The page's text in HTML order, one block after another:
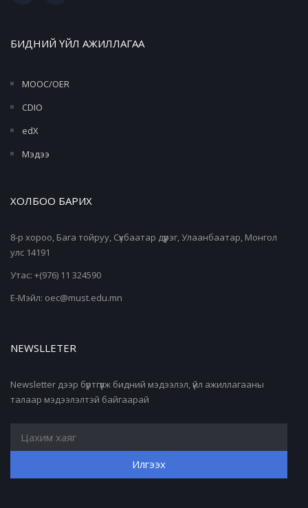
БИДНИЙ ҮЙЛ АЖИЛЛАГАА
MOOC/OER
CDIO
edX
Мэдээ
ХОЛБОО БАРИХ
8-р хороо, Бага тойруу, Сүхбаатар дүүрэг, Улаанбаатар, Монгол
улс 14191
Утас: +(976) 11 324590
Е-Мэйл: oec@must.edu.mn
NEWSLLETER
Newsletter дээр бүртгүүлж бидний мэдээлэл, үйл ажиллагааны
талаар мэдээлэлтэй байгаарай